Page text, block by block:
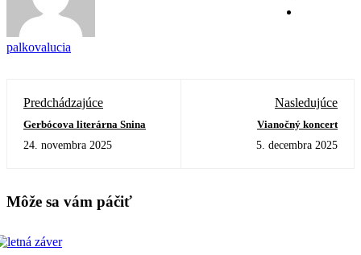
palkovalucia
Predchádzajúce
Gerbócova literárna Snina
24. novembra 2025
Nasledujúce
Vianočný koncert
5. decembra 2025
Môže sa vám páčiť